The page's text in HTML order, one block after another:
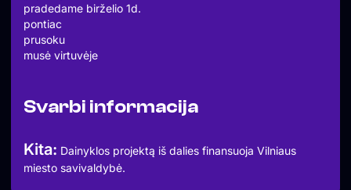
pradedame birželio 1d.
pontiac
prusoku
musė virtuvėje
Svarbi informacija
Kita: Dainyklos projektą iš dalies finansuoja Vilniaus
miesto savivaldybė.